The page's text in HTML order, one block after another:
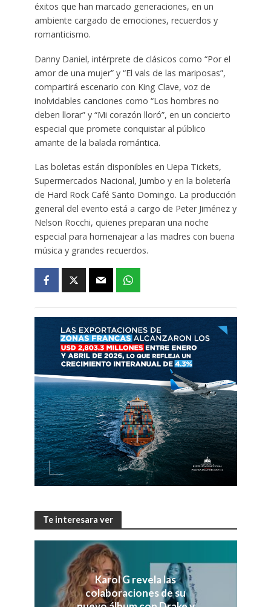
éxitos que han marcado generaciones, en un
ambiente cargado de emociones, recuerdos y
romanticismo.
Danny Daniel, intérprete de clásicos como “Por el
amor de una mujer” y “El vals de las mariposas”,
compartirá escenario con King Clave, voz de
inolvidables canciones como “Los hombres no
deben llorar” y “Mi corazón lloró”, en un concierto
especial que promete conquistar al público
amante de la balada romántica.
Las boletas están disponibles en Uepa Tickets,
Supermercados Nacional, Jumbo y en la boletería
de Hard Rock Café Santo Domingo. La producción
general del evento está a cargo de Peter Jiménez y
Nelson Rocchi, quienes preparan una noche
especial para homenajear a las madres con buena
música y grandes recuerdos.
Te interesara ver
Karol G revela las
colaboraciones de su